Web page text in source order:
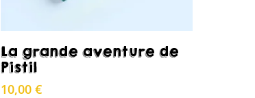
Acheter
La grande aventure de
Pistil
10,00€